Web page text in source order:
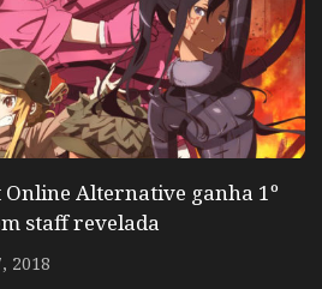
Alternative ganha 1º
staff revelada
2018